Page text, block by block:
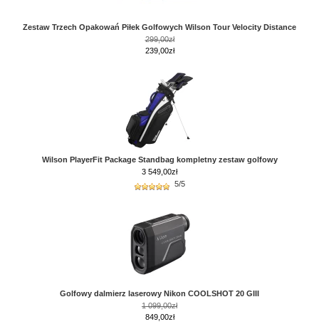
Zestaw Trzech Opakowań Piłek Golfowych Wilson Tour Velocity Distance
299,00zł
239,00zł
Wilson PlayerFit Package Standbag kompletny zestaw golfowy
3 549,00zł
5/5
Golfowy dalmierz laserowy Nikon COOLSHOT 20 GIII
1 099,00zł
849,00zł